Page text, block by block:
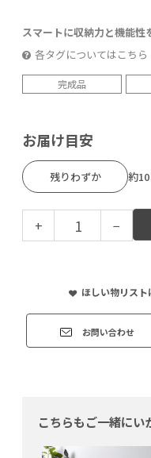
スマートに収納力と機能性
各タグについてはこちら
完成品
お届け目安
残りわずか 約
+ −
ほしい物リスト
お問い合わせ
こちらもご一緒にい